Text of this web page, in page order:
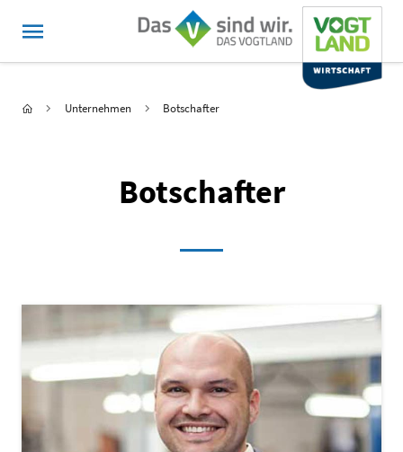
Sie sind hier:
StartseiteUnternehmen Botschafter
Botschafter